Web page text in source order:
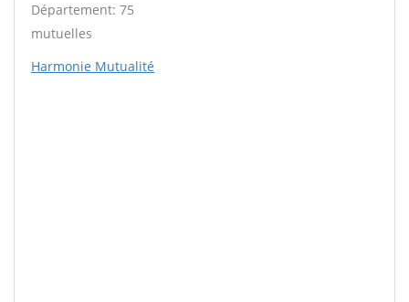
Département: 75
mutuelles
Harmonie Mutualité